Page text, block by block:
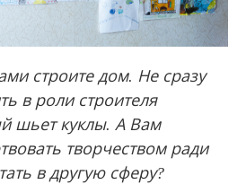
строите дом. Не сразу
в роли строителя
шьет куклы. А Вам
творчеством ради
в другую сферу?